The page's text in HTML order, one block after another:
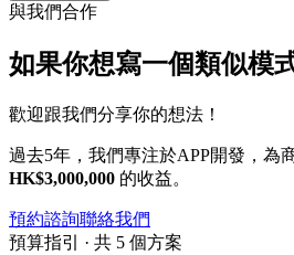
與我們合作
如果你想寫一個類似模
歡迎跟我們分享你的想法！
過去5年，我們專注於APP開發，為
HK$3,000,000 的收益。
預約諮詢聯絡我們
預算指引 · 共 5 個方案